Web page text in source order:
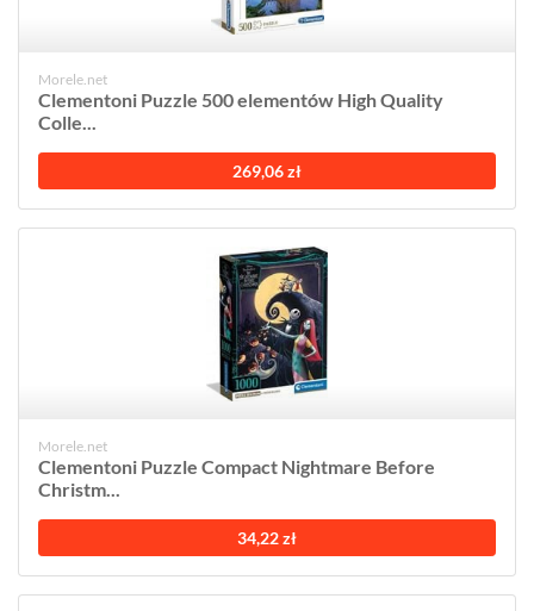
Morele.net
Clementoni Puzzle 500 elementów High Quality
Colle...
269,06 zł
Morele.net
Clementoni Puzzle Compact Nightmare Before
Christm...
34,22 zł